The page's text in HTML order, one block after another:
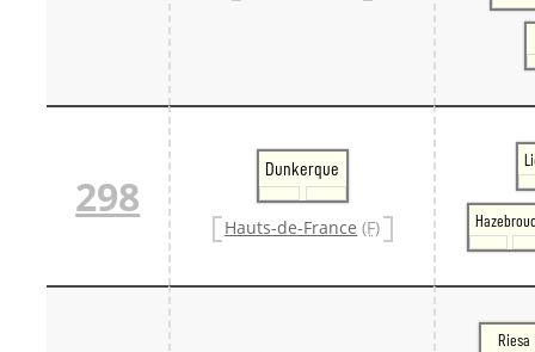
298
Dunkerque
Hauts-de-France (F)
Riesa